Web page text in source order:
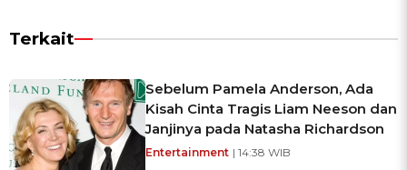
Terkait
Sebelum Pamela Anderson, Ada
Kisah Cinta Tragis Liam Neeson dan
Janjinya pada Natasha Richardson
Entertainment | 14:38 WIB